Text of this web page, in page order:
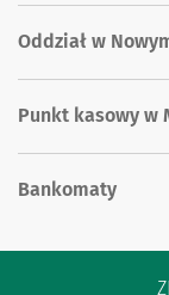
Oddział w
Punkt kasowy w
Bankomaty